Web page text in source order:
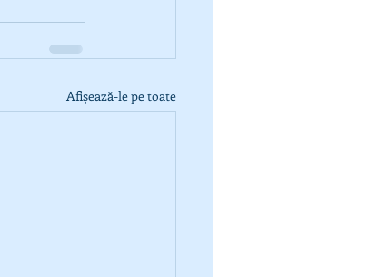
Afișează-le pe toate